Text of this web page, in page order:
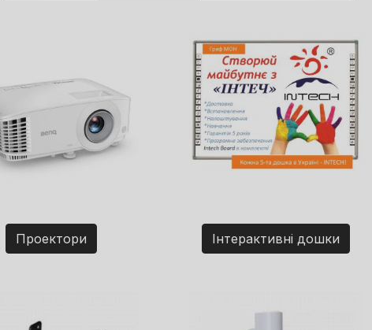
Проектори Інтерактивні дошки